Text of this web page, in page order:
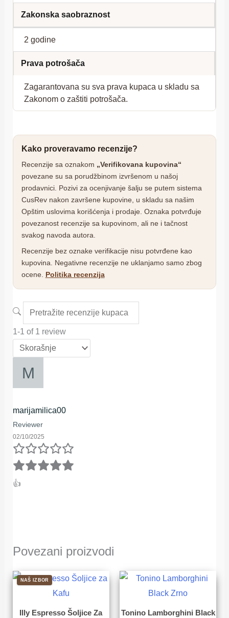
Zakonska saobraznost
2 godine
Prava potrošača
Zagarantovana su sva prava kupaca u skladu sa
Zakonom o zaštiti potrošača.
Kako proveravamo recenzije?
Recenzije sa oznakom „Verifikovana kupovina“
povezane su sa porudžbinom izvršenom u našoj
prodavnici. Pozivi za ocenjivanje šalju se putem sistema
CusRev nakon završene kupovine, u skladu sa našim
Opštim uslovima korišćenja i prodaje. Oznaka potvrđuje
povezanost recenzije sa kupovinom, ali ne i tačnost
svakog navoda autora.
Recenzije bez oznake verifikacije nisu potvrđene kao
kupovina. Negativne recenzije ne uklanjamo samo zbog
ocene. Politika recenzija
1-1 of 1 review
marijamilica00
Reviewer
02/10/2025
👍
Povezani proizvodi
NAŠ IZBOR
Illy Espresso Šoljice Za
Tonino Lamborghini Black